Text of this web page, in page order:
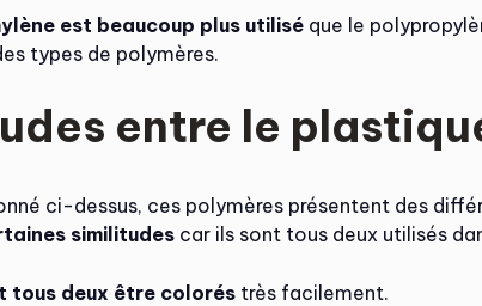
est beaucoup plus utilisé que le
types de polymères.
entre le
ci-dessus, ces polymères présentent des
similitudes car ils sont tous deux utilisés
tous deux être colorés très facilement.